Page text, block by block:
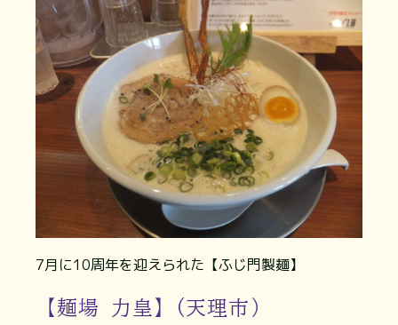
7月に10周年を迎えられた【ふじ門製麺】
【麺場 力皇】(天理市）